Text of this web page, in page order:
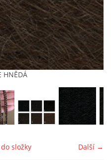
(pište, nevolejte)
RASTA4U@SEZNAM.CZ
PLETU NA PRAZE 8
4. 8. 2026
HNĚDÁ
Další →
složky